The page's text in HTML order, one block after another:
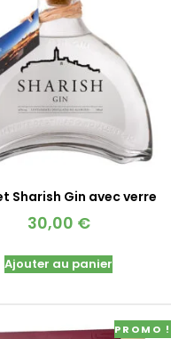
Sharish Gin avec verre
30,00 €
Ajouter au panier
PROMO !